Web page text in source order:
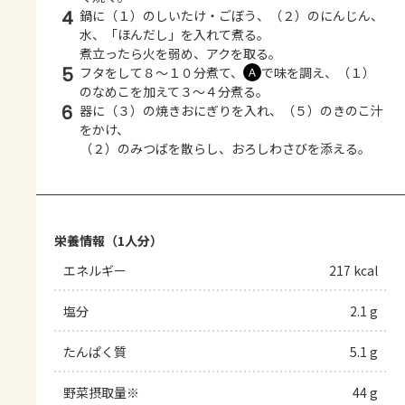
4 鍋に（１）のしいたけ・ごぼう、（２）のにんじん、
水、「ほんだし」を入れて煮る。
煮立ったら火を弱め、アクを取る。
5 フタをして８～１０分煮て、 Ａ で味を調え、（１）
のなめこを加えて３～４分煮る。
6 器に（３）の焼きおにぎりを入れ、（５）のきのこ汁
をかけ、
（２）のみつばを散らし、おろしわさびを添える。
栄養情報（1人分）
エネルギー
217 kcal
塩分 2.1 g
たんぱく質 5.1 g
野菜摂取量※ 44 g